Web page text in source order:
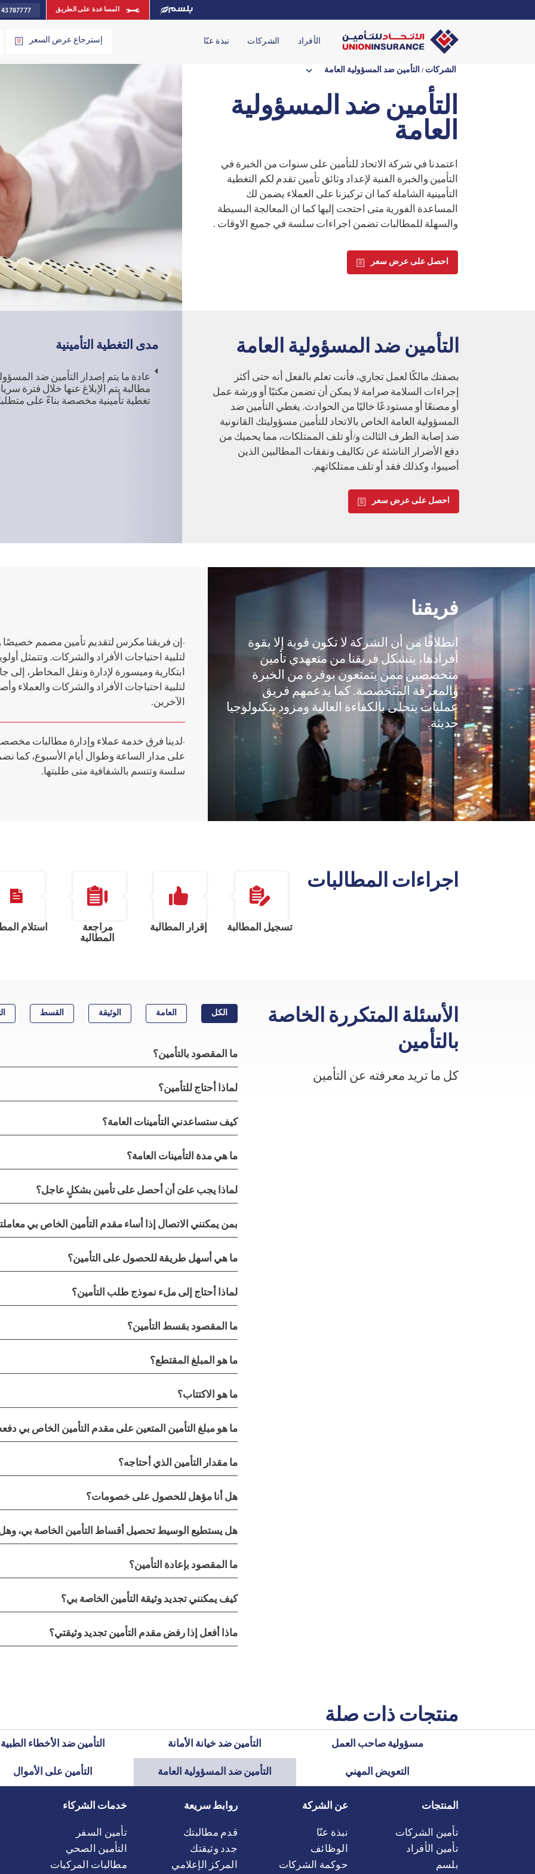
المساعدة على الطريق
الأفراد الشركات نبذة عنّا إسترجاع عرض السعر
الشركات / التأمين ضد المسؤولية العامة keyboard_arrow_down
التأمين ضد المسؤولية
العامة
اعتمدنا في شركة الاتحاد للتأمين على سنوات من الخبرة في
التأمين والخبرة الفنية لإعداد وثائق تأمين تقدم لكم التغطية
التأمينية الشاملة كما ان تركيزنا على العملاء يضمن لك
المساعدة الفورية متى احتجت إليها كما ان المعالجة البسيطة
والسهلة للمطالبات تضمن اجراءات سلسة في جميع الاوقات .
احصل على عرض سعر
التأمين ضد المسؤولية العامة
بصفتك مالكًا لعمل تجاري، فأنت تعلم بالفعل أنه حتى أكثر
إجراءات السلامة صرامة لا يمكن أن تضمن مكتبًا أو ورشة عمل
أو مصنعًا أو مستودعًا خاليًا من الحوادث. يغطي التأمين ضد
المسؤولية العامة الخاص بالاتحاد للتأمين مسؤوليتك القانونية
ضد إصابة الطرف الثالث و/أو تلف الممتلكات، مما يحميك من
دفع الأضرار الناشئة عن تكاليف ونفقات المطالبين الذين
أصيبوا، وكذلك فقد أو تلف ممتلكاتهم.
احصل على عرض سعر
مدى التغطية التأمينية
عادة ما يتم إصدار التأمين ضد
مطالبة يتم الإبلاغ عنها خلال فترة
تغطية تأمينية مخصصة بناءً على
فريقنا
انطلاقًا من أن الشركة لا تكون قوية إلا بقوة
أفرادها، يتشكل فريقنا من متعهدي تأمين
متخصصين ممن يتمتعون بوفرة من الخبرة
والمعرفة المتخصصة. كما يدعمهم فريق
عمليات يتحلى بالكفاءة العالية ومزود بتكنولوجيا
حديثة.
-إن فريقنا مكرس لتقديم تأمين مصمم خصيصًا
لتلبية احتياجات الأفراد والشركات. وتتمثل
ابتكارية وميسورة لإدارة ونقل المخاطر، إلى
لتلبية احتياجات الأفراد والشركات والعملاء
الآخرين.
-لدينا فرق خدمة عملاء وإدارة مطالبات
على مدار الساعة وطوال أيام الأسبوع، كما
سلسة وتتسم بالشفافية متى طلبتها.
اجراءات المطالبات
تسجيل المطالبة إقرار المطالبة
مراجعة
المطالبة
استلام
الأسئلة المتكررة الخاصة
بالتأمين
كل ما تريد معرفته عن التأمين
الكل العامة الوثيقة القسط
ما المقصود بالتأمين؟
لماذا أحتاج للتأمين؟
كيف ستساعدني التأمينات العامة؟
ما هي مدة التأمينات العامة؟
لماذا يجب علىَ أن أحصل على تأمين بشكلٍ عاجل؟
بمن يمكنني الاتصال إذا أساء مقدم التأمين الخاص بي
ما هي أسهل طريقة للحصول على التأمين؟
لماذا أحتاج إلى ملء نموذج طلب التأمين؟
ما المقصود بقسط التأمين؟
ما هو المبلغ المقتطع؟
ما هو الاكتتاب؟
ما هو مبلغ التأمين المتعين على مقدم التأمين الخاص بي
ما مقدار التأمين الذي أحتاجه؟
هل أنا مؤهل للحصول على خصومات؟
هل يستطيع الوسيط تحصيل أقساط التأمين الخاصة بي، وهل
ما المقصود بإعادة التأمين؟
كيف يمكنني تجديد وثيقة التأمين الخاصة بي؟
ماذا أفعل إذا رفض مقدم التأمين تجديد وثيقتي؟
منتجات ذات صلة
مسؤولية صاحب العمل التأمين ضد خيانة الأمانة التأمين ضد الأخطاء الطبية
التعويض المهني التأمين ضد المسؤولية العامة التأمين على الأموال
المنتجات
تأمين الشركات
تأمين الأفراد
بلسم
عن الشركة
نبذة عنّا
الوظائف
حوكمة الشركات
روابط سريعة
قدم مطالبتك
جدد وثيقتك
المركز الإعلامي
خدمات الشركاء
تأمين السفر
التأمين الصحي
مطالبات المركبات